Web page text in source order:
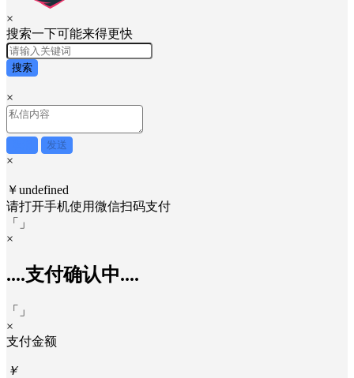
×
搜索一下可能来得更快
搜索
×
发送
×
￥undefined
请打开手机使用微信扫码支付
「
」
×
....支付确认中....
「
」
×
支付金额
￥